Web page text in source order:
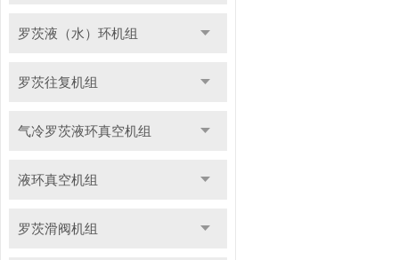
罗茨液（水）环机组
罗茨往复机组
气冷罗茨液环真空机组
液环真空机组
罗茨滑阀机组